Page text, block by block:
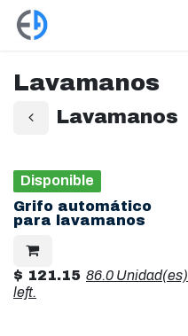
Ir al contenido
Lavamanos
Lavamanos
Disponible
Grifo automático
para lavamanos
$ 121.15 86.0 Unidad(es)
left.